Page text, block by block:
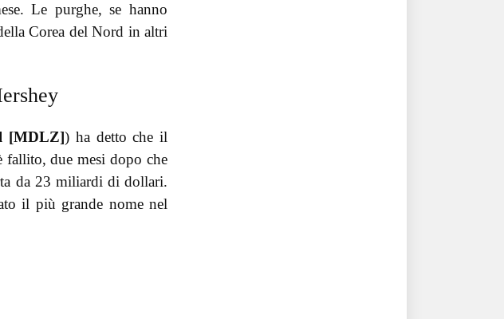
Le purghe, se hanno
Corea del Nord in altri
[MDLZ]) ha detto che il
fallito, due mesi dopo che
da 23 miliardi di dollari.
il più grande nome nel